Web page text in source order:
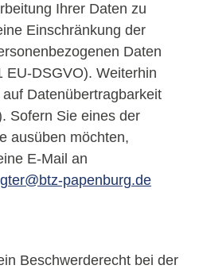
Ihrer Daten zu
Einschränkung der
Daten
EU-DSGVO). Weiterhin
Datenübertragbarkeit
Sofern Sie eines der
ausüben möchten,
E-Mail an
papenburg.de
Beschwerderecht bei der